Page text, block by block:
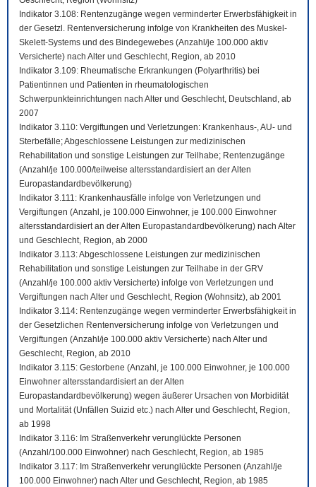
Indikator 3.108: Rentenzugänge wegen verminderter Erwerbsfähigkeit in
der Gesetzl. Rentenversicherung infolge von Krankheiten des Muskel-
Skelett-Systems und des Bindegewebes (Anzahl/je 100.000 aktiv
Versicherte) nach Alter und Geschlecht, Region, ab 2010
Indikator 3.109: Rheumatische Erkrankungen (Polyarthritis) bei
Patientinnen und Patienten in rheumatologischen
Schwerpunkteinrichtungen nach Alter und Geschlecht, Deutschland, ab
2007
Indikator 3.110: Vergiftungen und Verletzungen: Krankenhaus-, AU- und
Sterbefälle; Abgeschlossene Leistungen zur medizinischen
Rehabilitation und sonstige Leistungen zur Teilhabe; Rentenzugänge
(Anzahl/je 100.000/teilweise altersstandardisiert an der Alten
Europastandardbevölkerung)
Indikator 3.111: Krankenhausfälle infolge von Verletzungen und
Vergiftungen (Anzahl, je 100.000 Einwohner, je 100.000 Einwohner
altersstandardisiert an der Alten Europastandardbevölkerung) nach Alter
und Geschlecht, Region, ab 2000
Indikator 3.113: Abgeschlossene Leistungen zur medizinischen
Rehabilitation und sonstige Leistungen zur Teilhabe in der GRV
(Anzahl/je 100.000 aktiv Versicherte) infolge von Verletzungen und
Vergiftungen nach Alter und Geschlecht, Region (Wohnsitz), ab 2001
Indikator 3.114: Rentenzugänge wegen verminderter Erwerbsfähigkeit in
der Gesetzlichen Rentenversicherung infolge von Verletzungen und
Vergiftungen (Anzahl/je 100.000 aktiv Versicherte) nach Alter und
Geschlecht, Region, ab 2010
Indikator 3.115: Gestorbene (Anzahl, je 100.000 Einwohner, je 100.000
Einwohner altersstandardisiert an der Alten
Europastandardbevölkerung) wegen äußerer Ursachen von Morbidität
und Mortalität (Unfällen Suizid etc.) nach Alter und Geschlecht, Region,
ab 1998
Indikator 3.116: Im Straßenverkehr verunglückte Personen
(Anzahl/100.000 Einwohner) nach Geschlecht, Region, ab 1985
Indikator 3.117: Im Straßenverkehr verunglückte Personen (Anzahl/je
100.000 Einwohner) nach Alter und Geschlecht, Region, ab 1985